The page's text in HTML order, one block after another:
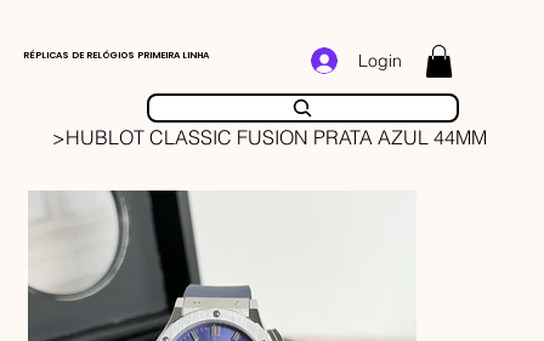
RÉPLICAS DE RELÓGIOS PRIMEIRA LINHA Login
>HUBLOT CLASSIC FUSION PRATA AZUL 44MM